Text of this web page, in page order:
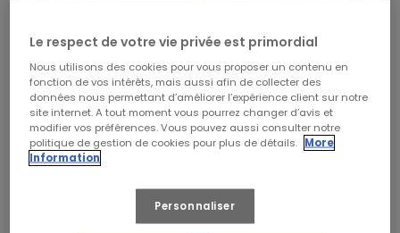
Le respect de votre vie privée est primordial
Nous utilisons des cookies pour vous proposer un contenu en
fonction de vos intérêts, mais aussi afin de collecter des
données nous permettant d’améliorer l’expérience client sur notre
site internet. A tout moment vous pourrez changer d’avis et
modifier vos préférences. Vous pouvez aussi consulter notre
politique de gestion de cookies pour plus de détails. More
Information
Personnaliser